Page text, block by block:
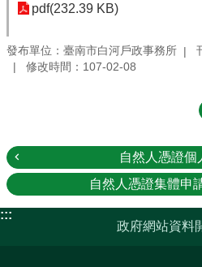
pdf(232.39 KB)
發布單位：臺南市白河戶政事務所
修改時間：107-02-08
自然人憑證個
自然人憑證集體申
:::
政府網站資料